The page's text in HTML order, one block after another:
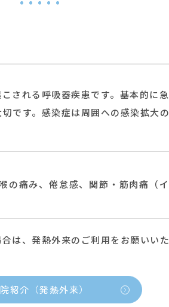
される呼吸器疾患です。基本的に
です。感染症は周囲への感染拡大
の痛み、倦怠感、関節・筋肉痛（
は、発熱外来のご利用をお願いい
紹介（発熱外来）